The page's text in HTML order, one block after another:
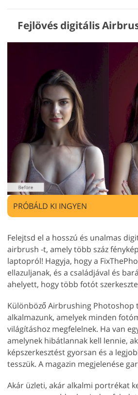
Fejlövés digitális
PRÓBÁLD KI INGYEN
Felejtsd el a hosszú és unalmas
airbrush -t, amely több száz
laptopról! Hagyja, hogy a
ellazuljanak, és a családjával és
ahelyett, hogy több fotót
Különböző Airbrushing Photoshop
alkalmazunk, amelyek minden
világításhoz megfelelnek. Ha van
amelynek hibátlannak kell lennie,
képszerkesztést gyorsan és a
tesszük. A magazin megjelenése
Akár üzleti, akár alkalmi portrékat